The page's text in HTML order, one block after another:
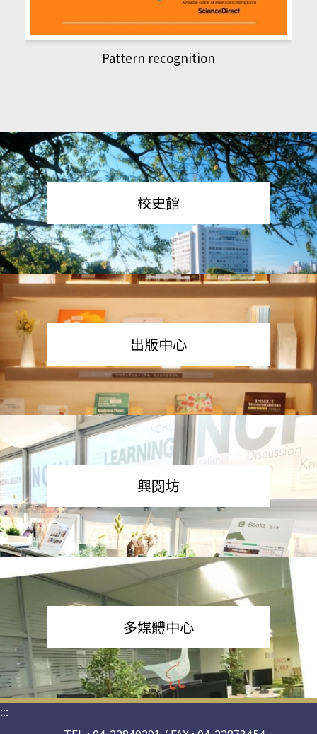
Pattern recognition
校史館
出版中心
興閱坊
多媒體中心
:::